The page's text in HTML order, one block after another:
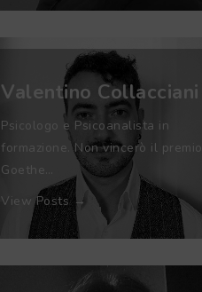
Valentino Collacciani
Psicologo e Psicoanalista in
formazione. Non vincerò il premio
Goethe…
View Posts →